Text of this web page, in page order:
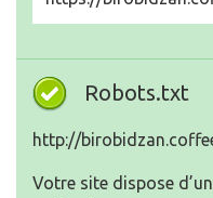
Robots.txt
http://
Votre site dispose